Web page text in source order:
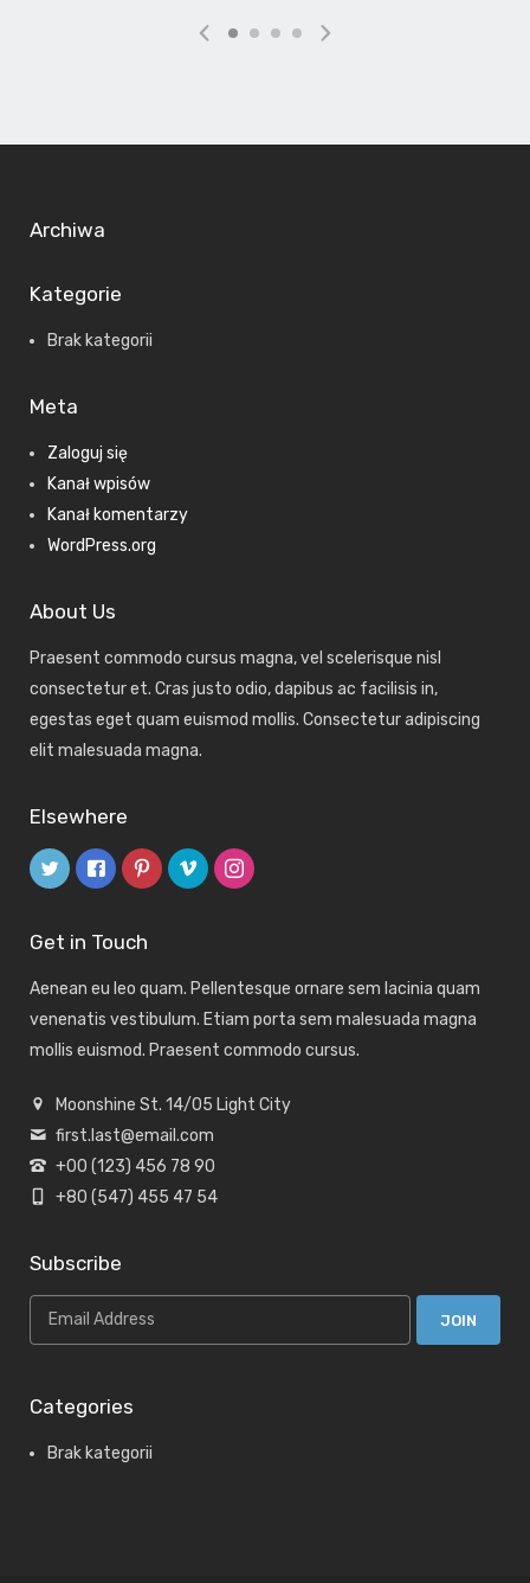
Archiwa
Kategorie
Brak kategorii
Meta
Zaloguj się
Kanał wpisów
Kanał komentarzy
WordPress.org
About Us
Praesent commodo cursus magna, vel scelerisque nisl
consectetur et. Cras justo odio, dapibus ac facilisis in,
egestas eget quam euismod mollis. Consectetur adipiscing
elit malesuada magna.
Elsewhere
Get in Touch
Aenean eu leo quam. Pellentesque ornare sem lacinia quam
venenatis vestibulum. Etiam porta sem malesuada magna
mollis euismod. Praesent commodo cursus.
Moonshine St. 14/05 Light City
first.last@email.com
+00 (123) 456 78 90
+80 (547) 455 47 54
Subscribe
Categories
Brak kategorii